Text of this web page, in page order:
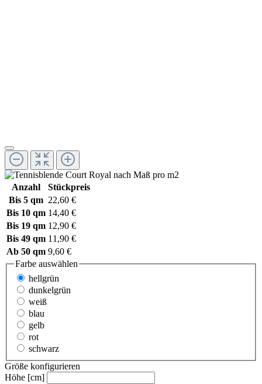
Anzahl
Stückpreis
Bis 5 qm 22,60 €
Bis 10 qm 14,40 €
Bis 19 qm 12,90 €
Bis 49 qm 11,90 €
Ab 50 qm 9,60 €
Farbe auswählen
hellgrün
dunkelgrün
weiß
blau
gelb
rot
schwarz
Größe konfigurieren
Höhe [cm]